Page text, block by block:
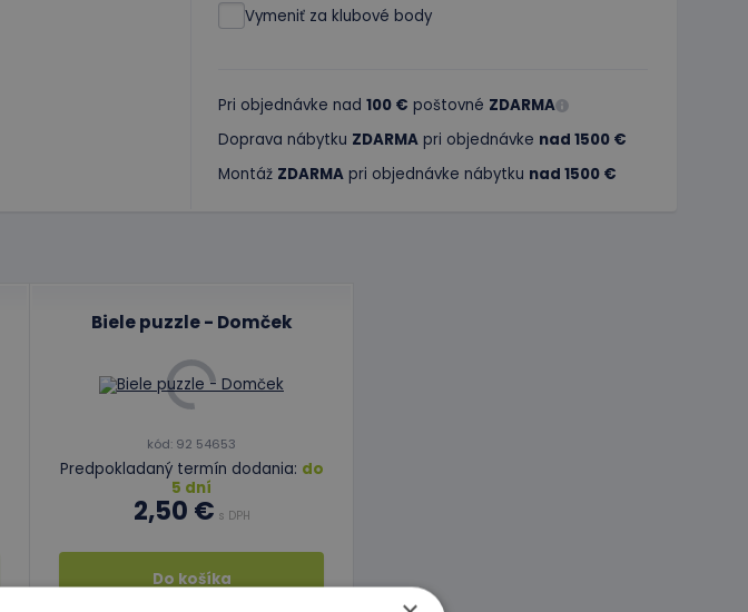
Vymeniť za klubové body
Pri objednávke nad 100 € poštovné ZDARMA
Doprava nábytku ZDARMA pri objednávke nad 1500 €
Montáž ZDARMA pri objednávke nábytku nad 1500 €
Biele puzzle - Domček
kód: 92 54653
Predpokladaný termín dodania: do
5 dní
2,50 € s DPH
Do košíka